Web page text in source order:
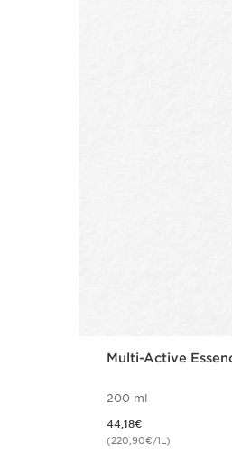
Multi-Active
200 ml
44,18€
(220,90€/1L)